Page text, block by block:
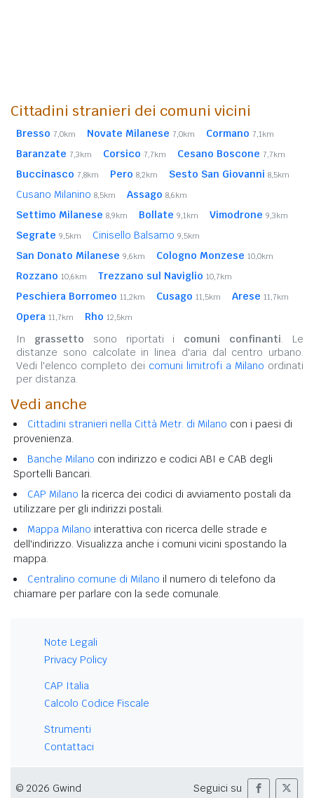
Cittadini stranieri dei comuni vicini
Bresso 7,0km Novate Milanese 7,0km Cormano 7,1km
Baranzate 7,3km Corsico 7,7km Cesano Boscone 7,7km
Buccinasco 7,8km Pero 8,2km Sesto San Giovanni 8,5km
Cusano Milanino 8,5km Assago 8,6km
Settimo Milanese 8,9km Bollate 9,1km Vimodrone 9,3km
Segrate 9,5km Cinisello Balsamo 9,5km
San Donato Milanese 9,6km Cologno Monzese 10,0km
Rozzano 10,6km Trezzano sul Naviglio 10,7km
Peschiera Borromeo 11,2km Cusago 11,5km Arese 11,7km
Opera 11,7km Rho 12,5km
In grassetto sono riportati i comuni confinanti. Le
distanze sono calcolate in linea d'aria dal centro urbano.
Vedi l'elenco completo dei comuni limitrofi a Milano ordinati
per distanza.
Vedi anche
Cittadini stranieri nella Città Metr. di Milano con i paesi di
provenienza.
Banche Milano con indirizzo e codici ABI e CAB degli
Sportelli Bancari.
CAP Milano la ricerca dei codici di avviamento postali da
utilizzare per gli indirizzi postali.
Mappa Milano interattiva con ricerca delle strade e
dell'indirizzo. Visualizza anche i comuni vicini spostando la
mappa.
Centralino comune di Milano il numero di telefono da
chiamare per parlare con la sede comunale.
Note Legali
Privacy Policy
CAP Italia
Calcolo Codice Fiscale
Strumenti
Contattaci
© 2026 Gwind Seguici su